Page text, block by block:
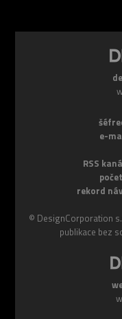
e-
RSS
rekord
© DesignCorporation
publikace bez